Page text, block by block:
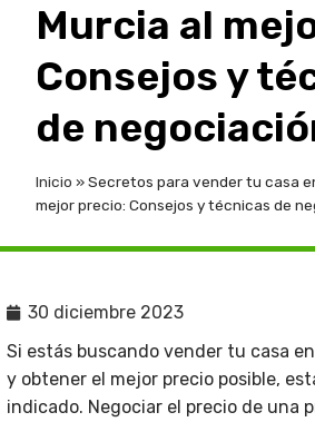
Murcia al
Consejos y
de
Inicio »Secretos para vender tu casa
mejor precio: Consejos y técnicas de
30 diciembre 2023
Si estás buscando vender tu casa
y obtener el mejor precio posible,
indicado. Negociar el precio de una